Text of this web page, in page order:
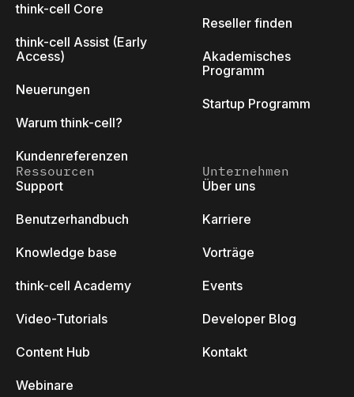
think-cell Core
think-cell Assist (Early
Access)
Neuerungen
Warum think-cell?
Kundenreferenzen
Reseller finden
Akademisches
Programm
Startup Programm
Ressourcen
Support
Benutzerhandbuch
Knowledge base
think-cell Academy
Video-Tutorials
Content Hub
Webinare
Unternehmen
Über uns
Karriere
Vorträge
Events
Developer Blog
Kontakt